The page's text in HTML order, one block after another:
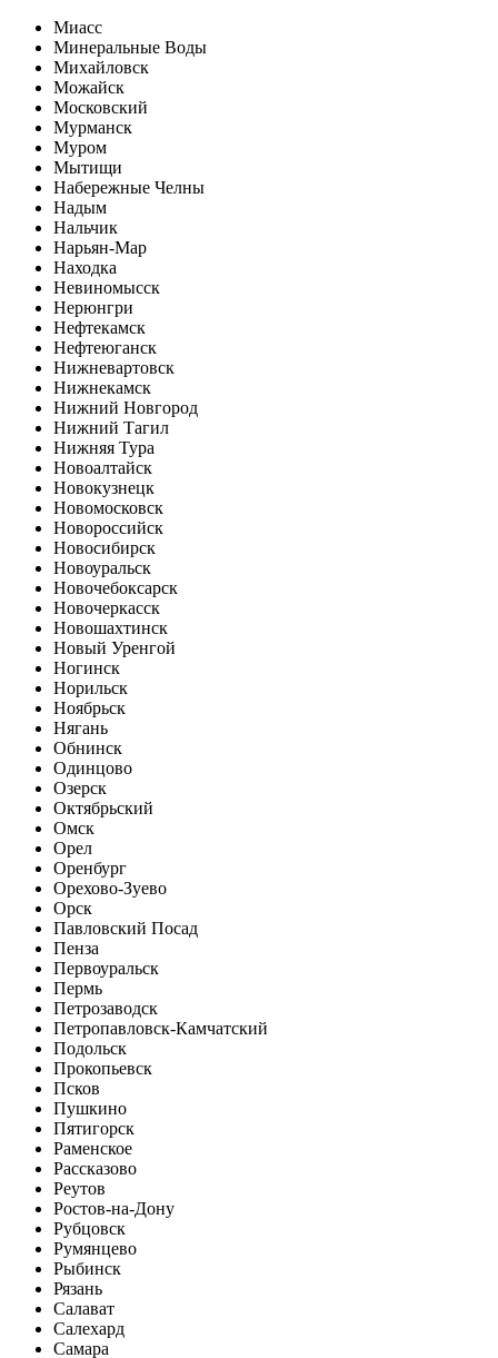
Миасс
Минеральные Воды
Михайловск
Можайск
Московский
Мурманск
Муром
Мытищи
Набережные Челны
Надым
Нальчик
Нарьян-Мар
Находка
Невиномысск
Нерюнгри
Нефтекамск
Нефтеюганск
Нижневартовск
Нижнекамск
Нижний Новгород
Нижний Тагил
Нижняя Тура
Новоалтайск
Новокузнецк
Новомосковск
Новороссийск
Новосибирск
Новоуральск
Новочебоксарск
Новочеркасск
Новошахтинск
Новый Уренгой
Ногинск
Норильск
Ноябрьск
Нягань
Обнинск
Одинцово
Озерск
Октябрьский
Омск
Орел
Оренбург
Орехово-Зуево
Орск
Павловский Посад
Пенза
Первоуральск
Пермь
Петрозаводск
Петропавловск-Камчатский
Подольск
Прокопьевск
Псков
Пушкино
Пятигорск
Раменское
Рассказово
Реутов
Ростов-на-Дону
Рубцовск
Румянцево
Рыбинск
Рязань
Салават
Салехард
Самара